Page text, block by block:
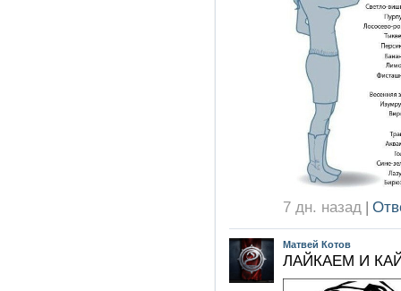
7 дн. назад |
Матвей Котов
ЛАЙКАЕМ И